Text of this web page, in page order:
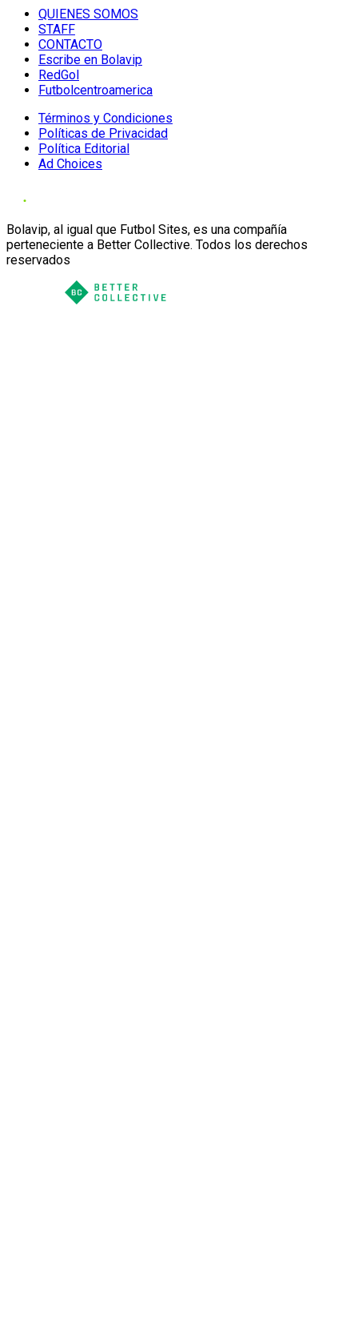
QUIENES SOMOS
STAFF
CONTACTO
Escribe en Bolavip
RedGol
Futbolcentroamerica
Términos y Condiciones
Políticas de Privacidad
Política Editorial
Ad Choices
Bolavip, al igual que Futbol Sites, es una compañía
perteneciente a Better Collective. Todos los derechos
reservados